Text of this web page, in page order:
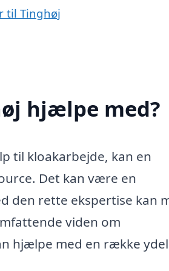
til Tinghøj
hjælpe med?
til kloakarbejde, kan en
Det kan være en
den rette ekspertise kan
viden om
hjælpe med en række